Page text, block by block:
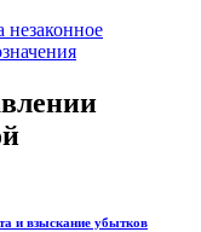
незаконное
и взыскание убытков